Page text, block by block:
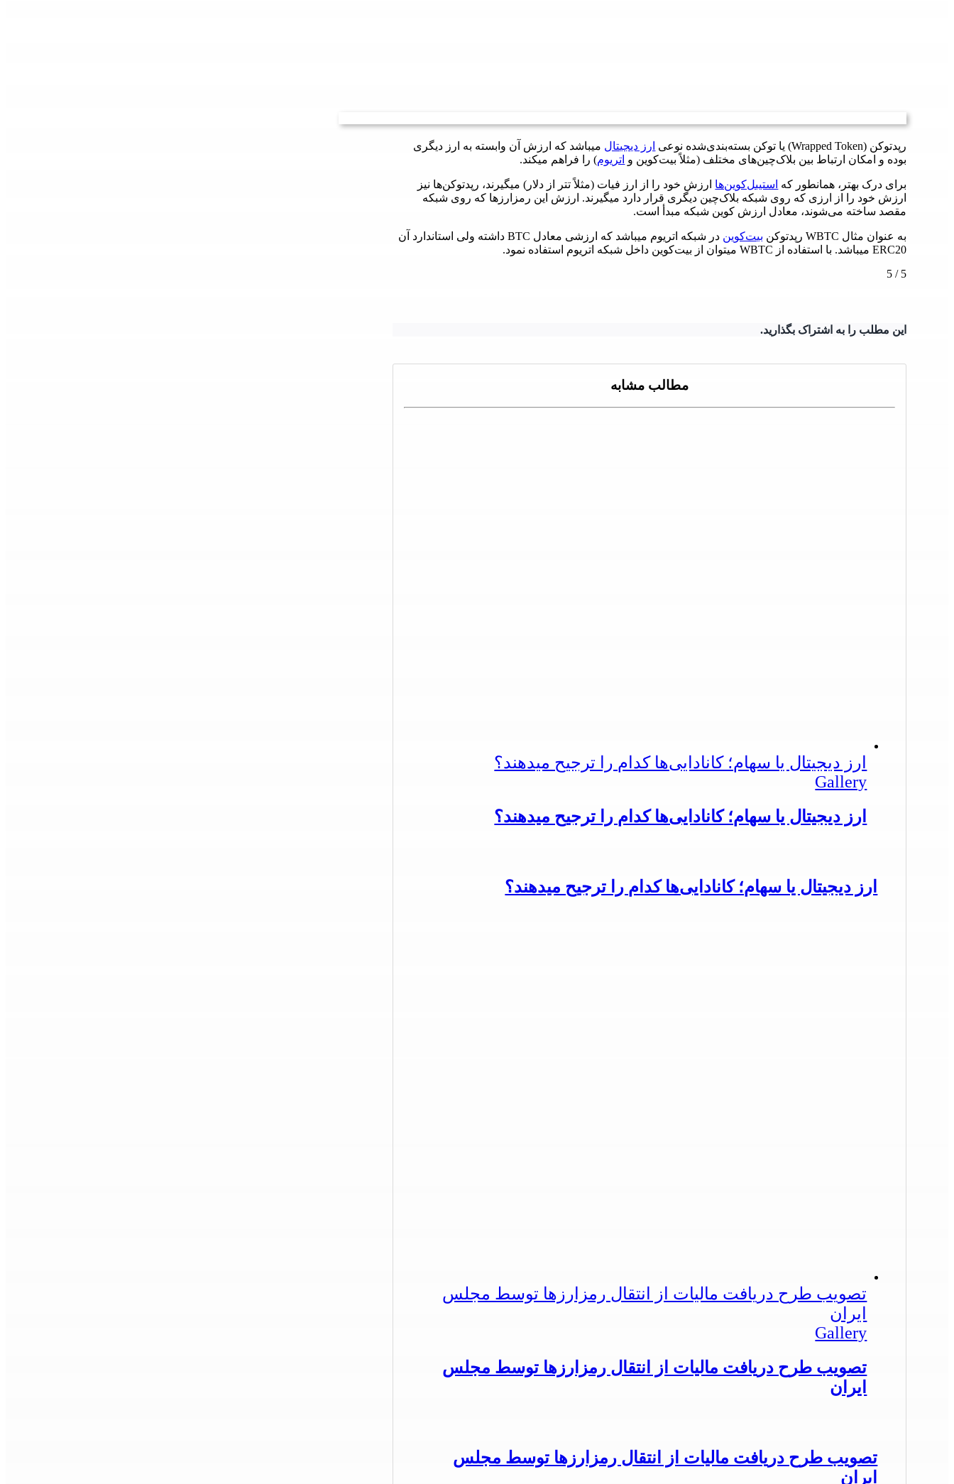
رپدتوکن (Wrapped Token) یا توکن بسته‌بندی‌شده نوعی ارز دیجیتال میباشد که ارزش آن وابسته به ارز دیگری
بوده و امکان ارتباط بین بلاک‌چین‌های مختلف (مثلاً بیت‌کوین و اتریوم) را فراهم میکند.
برای درک بهتر، همانطور که استیبل‌کوین‌ها ارزش خود را از ارز فیات (مثلاً تتر از دلار) میگیرند، رپدتوکن‌ها نیز
ارزش خود را از ارزی که روی شبکه بلاک‌چین دیگری قرار دارد میگیرند. ارزش این رمزارزها که روی شبکه
مقصد ساخته می‌شوند، معادل ارزش کوین شبکه مبدأ است.
به عنوان مثال WBTC رپدتوکن بیت‌کوین
در شبکه اتریوم میباشد که ارزشی معادل BTC داشته ولی استاندارد آن
ERC20 میباشد. با استفاده از WBTC میتوان از بیت‌کوین داخل شبکه اتریوم استفاده نمود.
5
/
5
این مطلب را به اشتراک بگذارید.
مطالب مشابه
ارز دیجیتال یا سهام؛ کانادایی‌ها کدام را ترجیح میدهند؟
Gallery
ارز دیجیتال یا سهام؛ کانادایی‌ها کدام را ترجیح میدهند؟
ارز دیجیتال یا سهام؛ کانادایی‌ها کدام را ترجیح میدهند؟
تصویب طرح دریافت مالیات از انتقال رمزارزها توسط مجلس
ایران
Gallery
تصویب طرح دریافت مالیات از انتقال رمزارزها توسط مجلس
ایران
تصویب طرح دریافت مالیات از انتقال رمزارزها توسط مجلس
ایران